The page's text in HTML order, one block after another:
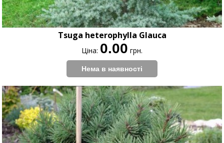
Tsuga heterophylla Glauca
Ціна: 0.00 грн.